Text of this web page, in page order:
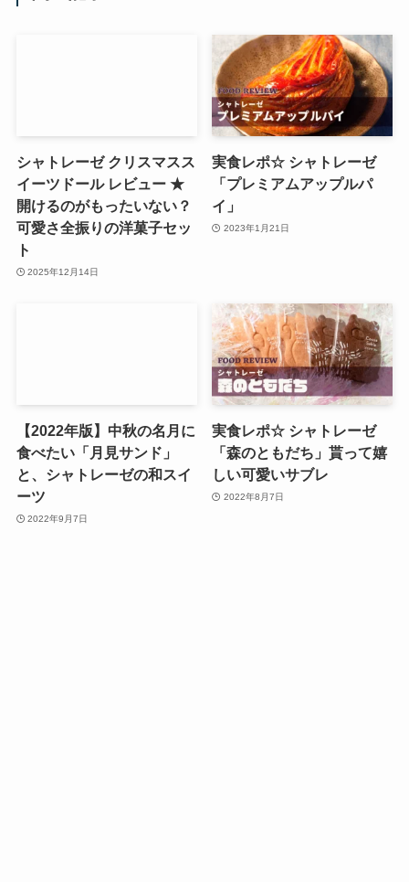
シャトレーゼ クリスマスス
イーツドール レビュー ★
開けるのがもったいない？
可愛さ全振りの洋菓子セッ
ト
2025年12月14日
実食レポ☆ シャトレーゼ
「プレミアムアップルパ
イ」
2023年1月21日
【2022年版】中秋の名月に
食べたい「月見サンド」
と、シャトレーゼの和スイ
ーツ
2022年9月7日
実食レポ☆ シャトレーゼ
「森のともだち」貰って嬉
しい可愛いサブレ
2022年8月7日